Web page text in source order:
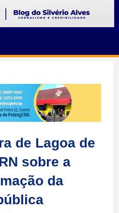
SILVERIO
ALVES
de Lagoa de
sobre a
da